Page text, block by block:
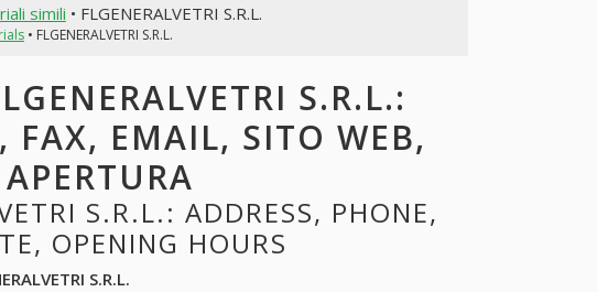
simili • FLGENERALVETRI S.R.L.
• FLGENERALVETRI S.R.L.
S.R.L.:
FAX, EMAIL, SITO WEB,
S.R.L.: ADDRESS, PHONE,
OPENING HOURS
S.R.L.